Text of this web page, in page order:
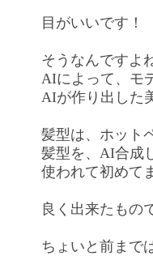
目がいいです！
そうなんですよ
AIによって、モ
AIが作り出した
髪型は、ホット
髪型を、AI合成
使われて初めて
良く出来たもの
ちょいと前まで